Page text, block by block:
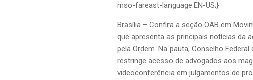
mso-fareast-language:EN-US;}
Brasília – Confira a seção OAB em
que apresenta as principais notícias da
pela Ordem. Na pauta, Conselho
restringe acesso de advogados aos
videoconferência em julgamentos de